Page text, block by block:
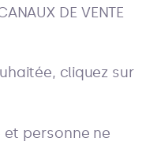
DE VENTE
cliquez sur
personne ne